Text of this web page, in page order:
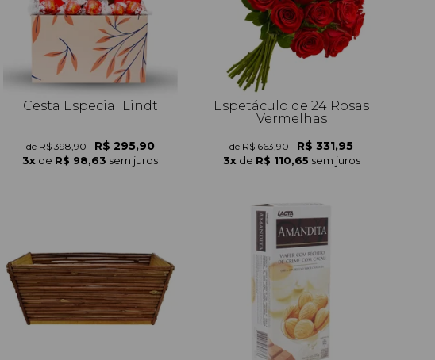
Cesta Especial Lindt
de R$ 398,90 R$ 295,90
3x de R$ 98,63 sem juros
Espetáculo de 24 Rosas
Vermelhas
de R$ 663,90 R$ 331,95
3x de R$ 110,65 sem juros